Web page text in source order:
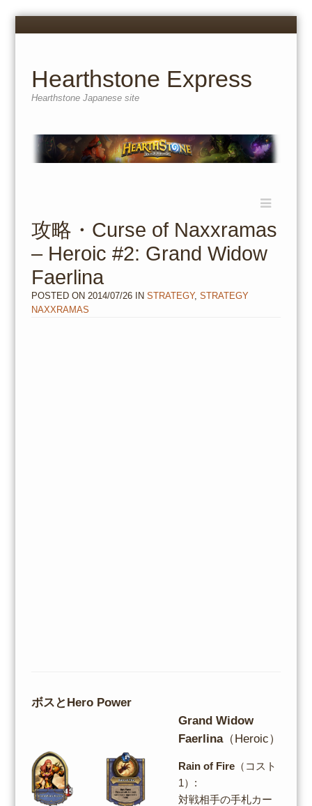
Menu
Hearthstone Express
Hearthstone Japanese site
content
攻略・Curse of Naxxramas
– Heroic #2: Grand Widow
Faerlina
POSTED ON 2014/07/26IN STRATEGY, STRATEGY
NAXXRAMAS
ボスとHero Power
Grand Widow
Faerlina（Heroic）
Rain of Fire（コスト
1）:
対戦相手の手札カー